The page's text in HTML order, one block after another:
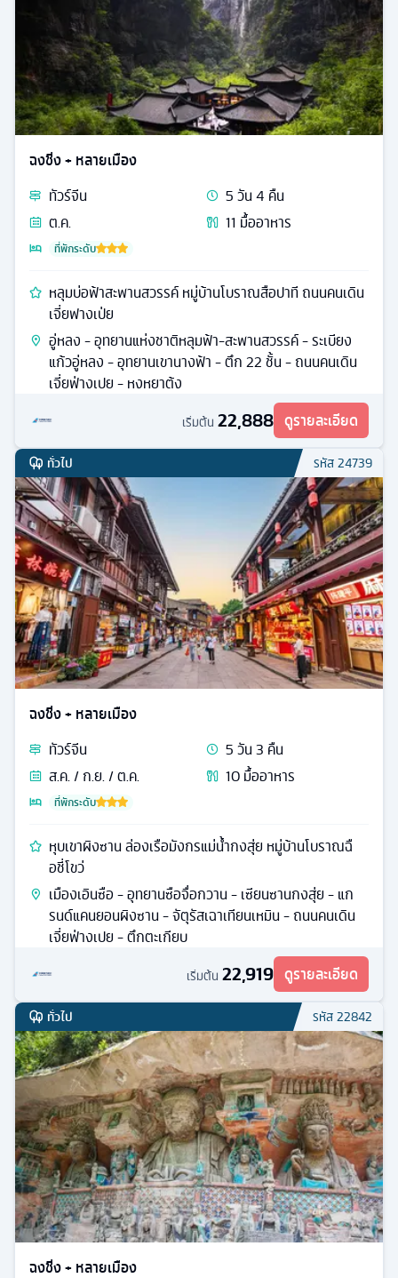
ฉงชิ่ง + หลายเมือง
ทัวร์จีน 5วัน4 คืน
ต.ค.
11 มื้ออาหาร
ที่พักระดับ
หลุมบ่อฟ้าสะพานสวรรค์ หมู่บ้านโบราณสือปาที ถนนคนเดิน
เจี่ยฟางเป่ย
อู่หลง - อุทยานแห่งชาติหลุมฟ้า-สะพานสวรรค์ - ระเบียง
แก้วอู่หลง - อุทยานเขานางฟ้า - ตึก 22 ชั้น - ถนนคนเดิน
เจี่ยฟ่างเปย - หงหยาต้ง
เริ่มต้น 22,888 ดูรายละเอียด
ทั่วไป รหัส24739
ฉงชิ่ง + หลายเมือง
ทัวร์จีน 5วัน3 คืน
ส.ค. / ก.ย. / ต.ค.
10มื้ออาหาร
ที่พักระดับ
หุบเขาผิงซาน ล่องเรือมังกรแม่น้ำกงสุ่ย หมู่บ้านโบราณฉื
อชี่โขว่
เมืองเอินซือ - อุทยานซือจื่อกวาน - เซียนซานกงสุ่ย - แก
รนด์แคนยอนผิงซาน - จัตุรัสเฉาเทียนเหมิน - ถนนคนเดิน
เจี่ยฟ่างเปย - ตึกตะเกียบ
เริ่มต้น 22,919 ดูรายละเอียด
ทั่วไป รหัส22842
ฉงชิ่ง + หลายเมือง